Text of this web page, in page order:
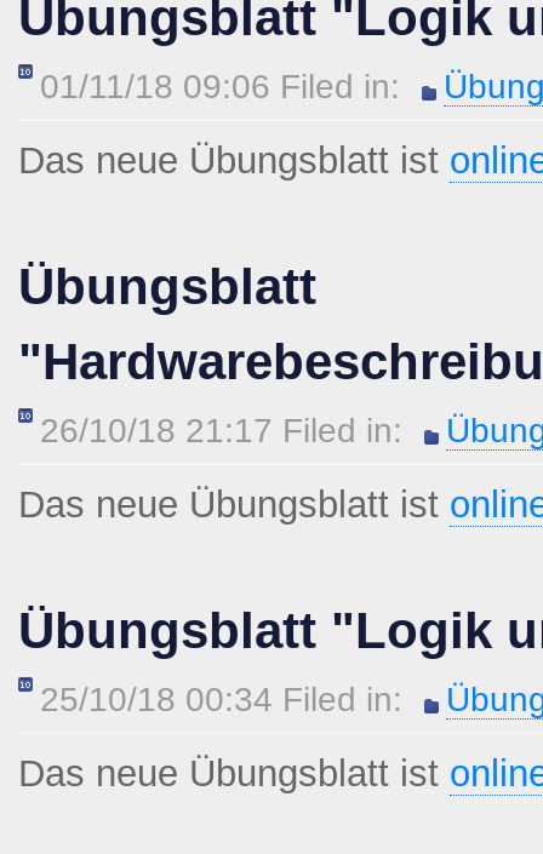
Übungsblatt "Logik
01/11/18 09:06 Filed in:
Das neue Übungsblatt ist
Übungsblatt
26/10/18 21:17 Filed in:
Das neue Übungsblatt ist
Übungsblatt "Logik
25/10/18 00:34 Filed in:
Das neue Übungsblatt ist